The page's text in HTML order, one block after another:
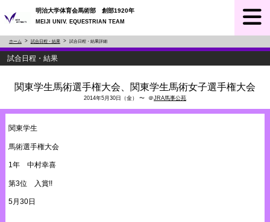
明治大学体育会馬術部 創部1920年
MEIJI UNIV. EQUESTRIAN TEAM
ホーム 試合日程・結果 試合日程・結果詳細
試合日程・結果
関東学生馬術選手権大会、関東学生馬術女子選手権大会
2014年5月30日（金） 〜 ＠JRA馬事公苑
関東学生
馬術選手権大会
1年 中村幸喜
第3位 入賞!!
5月30日